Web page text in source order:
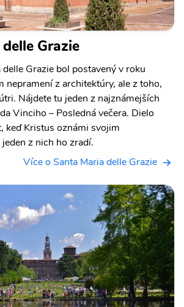
Grazie
Grazie bol postavený v roku
nepramení z architektúry, ale z toho,
Nájdete tu jeden z najznámejších
Vinciho – Posledná večera. Dielo
keď Kristus oznámi svojim
z nich ho zradí.
Více o Santa Maria delle Grazie